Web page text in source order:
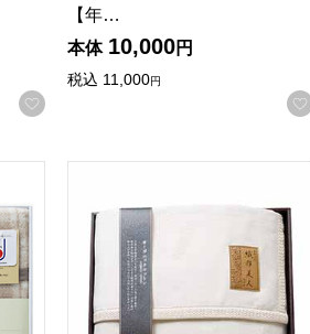
お気に入りに登録する
【年…
本体 10,000円
税込 11,000円